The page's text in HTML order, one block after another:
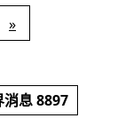
燈法拍 千坪透天
»
消息 8897